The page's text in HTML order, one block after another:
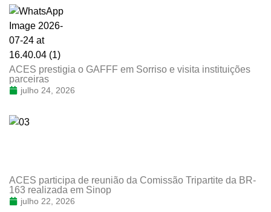
ACES prestigia o GAFFF em Sorriso e visita instituições
parceiras
julho 24, 2026
ACES participa de reunião da Comissão Tripartite da BR-
163 realizada em Sinop
julho 22, 2026